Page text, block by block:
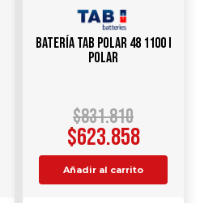
Batería TAB Polar 48 1100 I
Polar
$831.810
$623.858
Añadir al carrito